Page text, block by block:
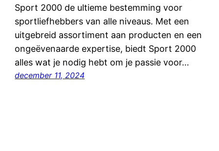
Sport 2000 de ultieme bestemming voor
sportliefhebbers van alle niveaus. Met een
uitgebreid assortiment aan producten en een
ongeëvenaarde expertise, biedt Sport 2000
alles wat je nodig hebt om je passie voor…
december 11, 2024